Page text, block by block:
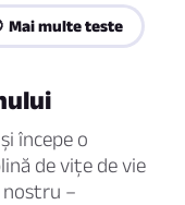
Mai multe teste
începe o
de vițe de vie
nostru –